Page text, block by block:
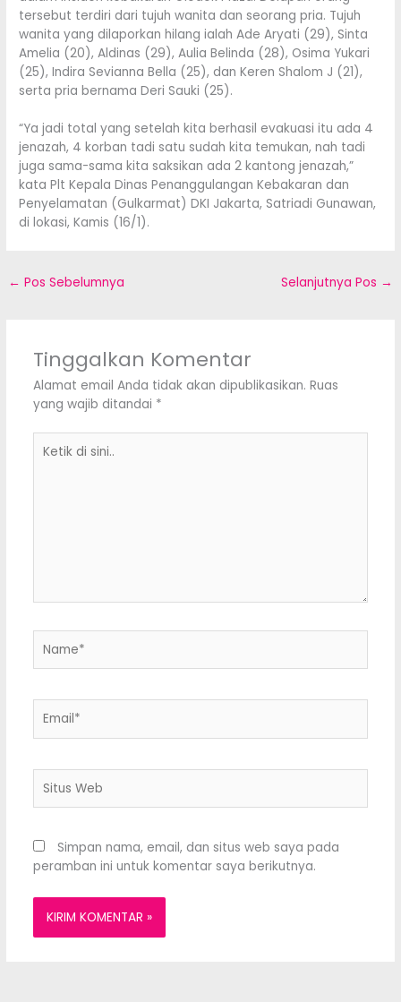
tersebut terdiri dari tujuh wanita dan seorang pria. Tujuh
wanita yang dilaporkan hilang ialah Ade Aryati (29), Sinta
Amelia (20), Aldinas (29), Aulia Belinda (28), Osima Yukari
(25), Indira Sevianna Bella (25), dan Keren Shalom J (21),
serta pria bernama Deri Sauki (25).
“Ya jadi total yang setelah kita berhasil evakuasi itu ada 4
jenazah, 4 korban tadi satu sudah kita temukan, nah tadi
juga sama-sama kita saksikan ada 2 kantong jenazah,”
kata Plt Kepala Dinas Penanggulangan Kebakaran dan
Penyelamatan (Gulkarmat) DKI Jakarta, Satriadi Gunawan,
di lokasi, Kamis (16/1).
← Pos Sebelumnya Selanjutnya Pos →
Tinggalkan Komentar
Alamat email Anda tidak akan dipublikasikan. Ruas
yang wajib ditandai *
Web
Simpan nama, email, dan situs web saya pada
peramban ini untuk komentar saya berikutnya.